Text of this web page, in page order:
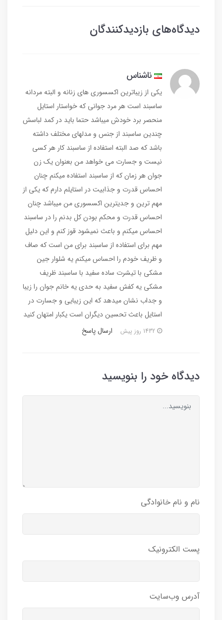
دیدگاه‌های بازدیدکنندگان
ناشناس
یکی از زیباترین اکسسوری های زنانه و البته مردانه
ساسبند است هر مرد جوانی که خواستار استایل
منحصر برد خودش میباشد حتما باید در کمد لباسش
چندین ساسبند از جنس و مدلهای مختلف داشته
باشد که صد البته استفاده از ساسبند کار هر کسی
نیست و جسارت می خواهد من بعنوان یک زن
جوان هر زمان که از ساسبند استفاده میکنم چنان
احساس قدرت و جذابیت در استایلم دارم که یکی از
مهم ترین و جدیترین اکسسوری من میباشد چنان
احساس قدرت و محکم بودن کل بدنم را در ساسبند
احساس میکنم و باعث نمیشود قوز کنم و این دلیل
مهم برای استفاده از ساسبند برای من است که صاف
و ظریف خودم را احساس میکنم یه شلوار جین
مشکی با تیشرت ساده سفید با ساسبند ظریف
مشکی یه کفش سفید به حدی یه خانم جوان را زیبا
و جداب نشان میدهد که این زیبایی و جسارت در
استایل باعث تحسین دیگران است یکبار امتهان کنید
ارسال پاسخ
دیدگاه خود را بنویسید
نام و نام خانوادگی
پست الکترونیک
آدرس وب‌سایت